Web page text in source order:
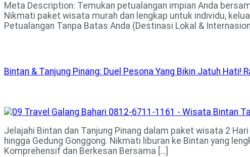
Meta Description: Temukan petualangan impian Anda
Nikmati paket wisata murah dan lengkap untuk individu,
Petualangan Tanpa Batas Anda (Destinasi Lokal &
Bintan & Tanjung Pinang: Duel Pesona Yang Bikin Jatuh
Jelajahi Bintan dan Tanjung Pinang dalam paket wisata 2
hingga Gedung Gonggong. Nikmati liburan ke Bintan yang
Komprehensif dan Berkesan Bersama […]